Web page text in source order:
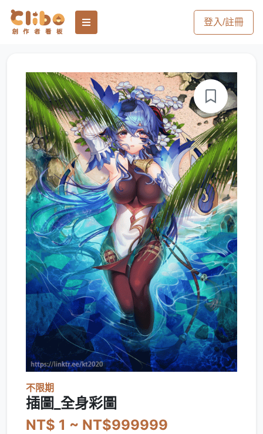
登入/註冊
不限期
插圖_全身彩圖
NT$ 1 ~ NT$999999